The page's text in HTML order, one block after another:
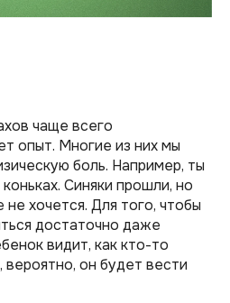
чаще всего
опыт. Многие из них мы
боль. Например, ты
Синяки прошли, но
хочется. Для того, чтобы
достаточно даже
видит, как кто-то
вероятно, он будет вести